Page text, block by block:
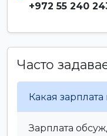
+972 55 240
Часто
Какая
Зарплата